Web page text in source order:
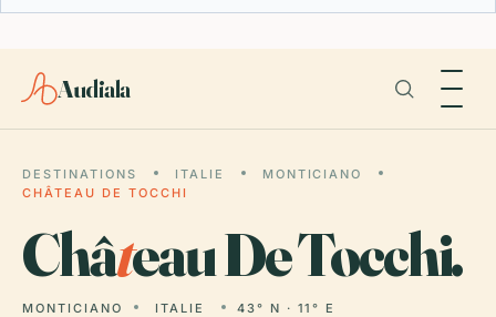
Audiala
DESTINATIONS ITALIE
MONTICIANO
CHÂTEAU DE TOCCHI
Château De Tocchi.
MONTICIANO ITALIE 43° N · 11° E